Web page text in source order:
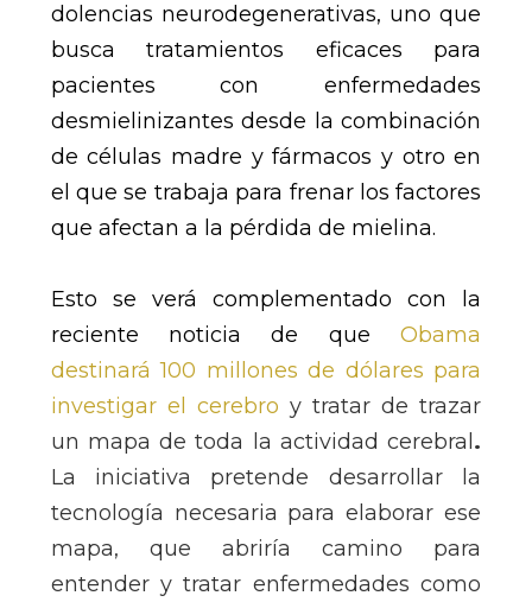
dolencias neurodegenerativas, uno que
busca tratamientos eficaces para
pacientes con enfermedades
desmielinizantes desde la combinación
de células madre y fármacos y otro en
el que se trabaja para frenar los factores
que afectan a la pérdida de mielina.
Esto se verá complementado con la
reciente noticia de queObama
destinará 100 millones de dólares para
investigar el cerebro y tratar de trazar
un mapa de toda la actividad cerebral .
La iniciativa pretende desarrollar la
tecnología necesaria para elaborar ese
mapa, que abriría camino para
entender y tratar enfermedades como